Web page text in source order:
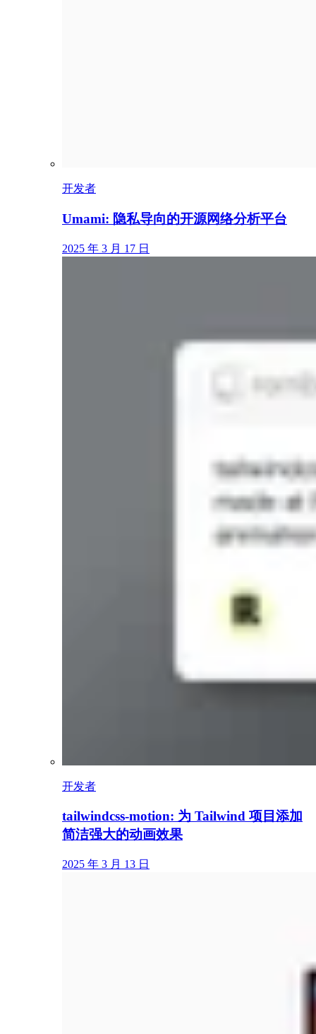
开发者
Umami: 隐私导向的开源网络分析平台
2025 年 3 月 17 日
开发者
tailwindcss-motion: 为 Tailwind 项目添加
简洁强大的动画效果
2025 年 3 月 13 日